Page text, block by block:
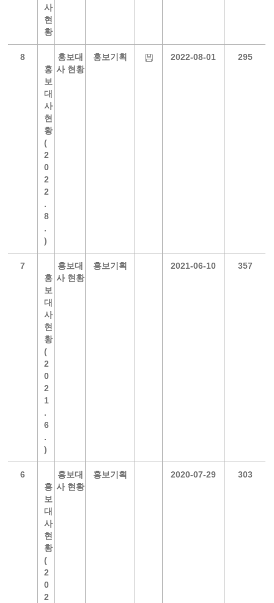
사
현
황
8
홍
보
대
사
현
황
(
2
0
2
2
.
8
.
)
홍보대
사 현황
홍보기획 2022-08-01 295
7
홍
보
대
사
현
황
(
2
0
2
1
.
6
.
)
홍보대
사 현황
홍보기획 2021-06-10 357
6
홍
보
대
사
현
황
(
2
0
2
홍보대
사 현황
홍보기획 2020-07-29 303